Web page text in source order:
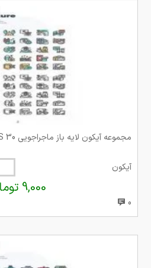
مجموعه آیکون لایه باز ماجراجویی 30 ADVENTURE ICONS
آیکون
9,000 تومان
0